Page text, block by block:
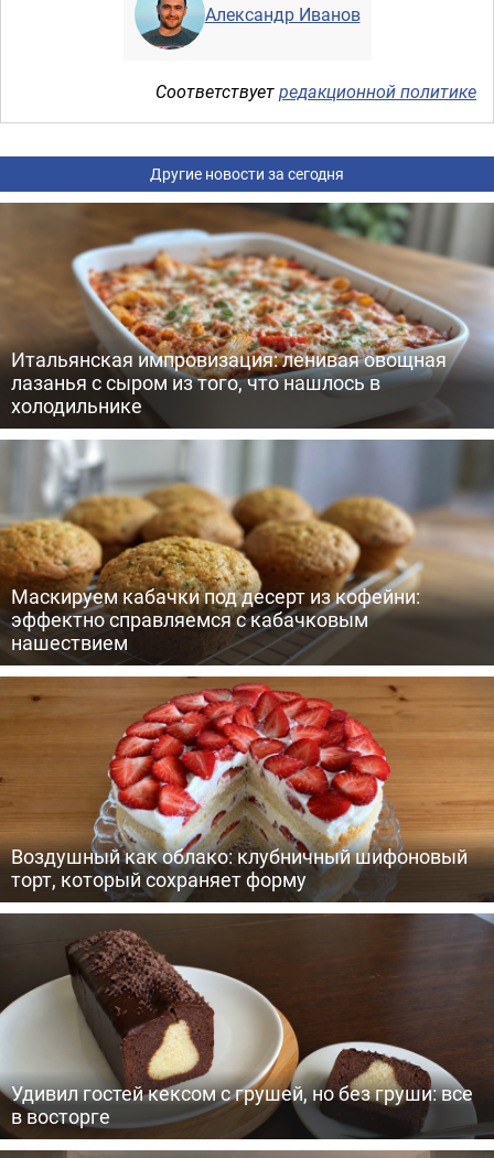
Александр Иванов
Соответствуетредакционной политике
Другие новости за сегодня
Итальянская импровизация: ленивая овощная
лазанья с сыром из того, что нашлось в
холодильнике
Маскируем кабачки под десерт из кофейни:
эффектно справляемся с кабачковым
нашествием
Воздушный как облако: клубничный шифоновый
торт, который сохраняет форму
Удивил гостей кексом с грушей, но без груши: все
в восторге